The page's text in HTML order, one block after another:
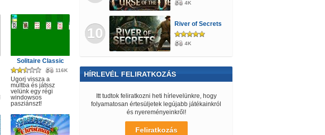
Solitaire Classic
116K
Ugorj vissza a
múltba és játssz
velünk egy régi
windowsos
pasziánszt!
4K
10
River of Secrets
4K
HÍRLEVÉL FELIRATKOZÁS
Itt tudtok feliratkozni heti hírlevelünkre, hogy
folyamatosan értesüljetek legújabb játékainkról
és nyereményeinkről!
Feliratkozás